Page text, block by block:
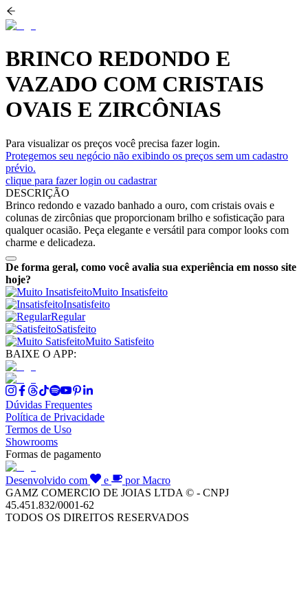
BRINCO REDONDO E
VAZADO COM CRISTAIS
OVAIS E ZIRCÔNIAS
Para visualizar os preços você precisa fazer login.
Protegemos seu negócio não exibindo os preços sem um cadastro
prévio.
clique para fazer login ou cadastrar
DESCRIÇÃO
Brinco redondo e vazado banhado a ouro, com cristais ovais e
colunas de zircônias que proporcionam brilho e sofisticação para
qualquer ocasião. Peça elegante e versátil para compor looks com
charme e delicadeza.
De forma geral, como você avalia sua experiência em nosso site
hoje?
Muito Insatisfeito
Insatisfeito
Regular
Satisfeito
Muito Satisfeito
BAIXE O APP:
Dúvidas Frequentes
Política de Privacidade
Termos de Uso
Showrooms
Formas de pagamento
Desenvolvido com e
por Macro
GAMZ COMERCIO DE JOIAS LTDA © - CNPJ
45.451.832/0001-62
TODOS OS DIREITOS RESERVADOS